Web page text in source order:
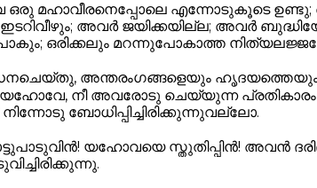
മഹാവീരനെപ്പോലെ എന്നോടുകൂടെ
ഇടറിവീഴും; അവർ ജയിക്കയില്ല; അവർ
ഒരിക്കലും മറന്നുപോകാത്ത
അന്തരംഗങ്ങളെയും
നീ അവരോടു ചെയ്യുന്ന പ്രതികാരം
ബോധിപ്പിച്ചിരിക്കുന്നുവല്ലോ.
യഹോവയെ സ്തുതിപ്പിൻ! അവൻ